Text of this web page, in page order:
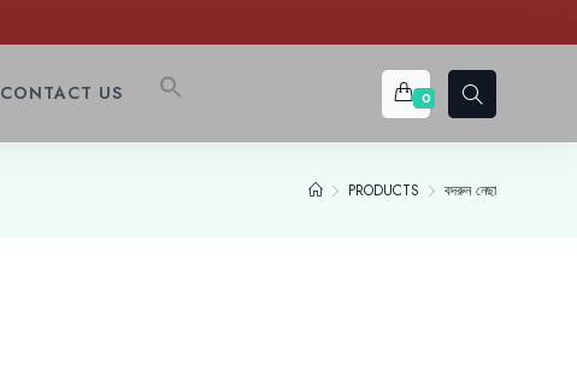
CONTACT US 0
PRODUCTS বদরুন নেছা